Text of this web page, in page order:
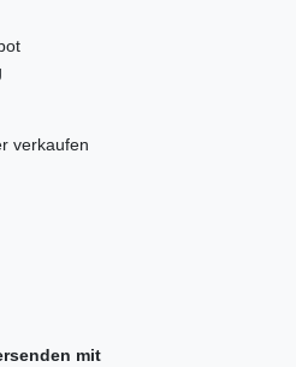
verkaufen
mit